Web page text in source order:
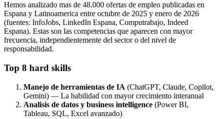
Hemos analizado mas de 48.000 ofertas de empleo publicadas en
Espana y Latinoamerica entre octubre de 2025 y enero de 2026
(fuentes: InfoJobs, LinkedIn Espana, Computrabajo, Indeed
Espana). Estas son las competencias que aparecen con mayor
frecuencia, independientemente del sector o del nivel de
responsabilidad.
Top 8 hard skills
Manejo de herramientas de IA (ChatGPT, Claude, Copilot,
Gemini) — La habilidad con mayor crecimiento interanual
Analisis de datos y business intelligence (Power BI,
Tableau, SQL, Excel avanzado)